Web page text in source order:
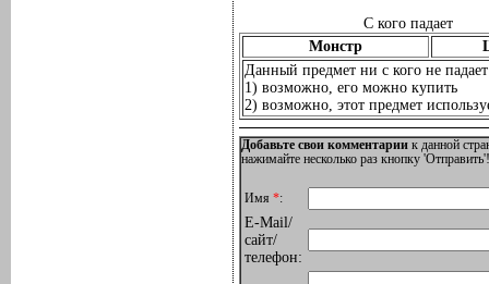
С кого падает
Монстр
Данный предмет ни с кого не падает
1) возможно, его можно купить
2) возможно, этот предмет
Добавьте свои комментарии к данной
нажимайте несколько раз кнопку
Имя*:
E-Mail/
сайт/
телефон: